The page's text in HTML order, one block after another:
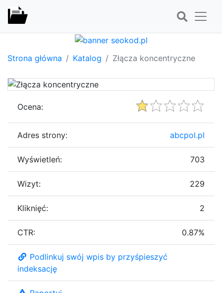
Strona główna Katalog Złącza koncentryczne
Ocena:
Adres strony: abcpol.pl
Wyświetleń: 703
Wizyt: 229
Kliknięć: 2
CTR: 0.87%
Podlinkuj swój wpis by przyśpieszyć
indeksację